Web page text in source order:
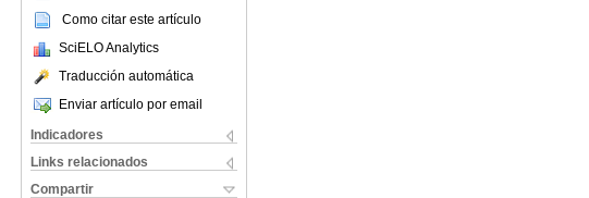
Como citar este artículo
SciELO Analytics
Traducción automática
Enviar artículo por email
Indicadores
Links relacionados
Compartir